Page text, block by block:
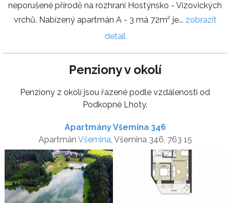
neporušené přírodě na rozhraní Hostýnsko - Vizovických
vrchů. Nabízený apartmán A - 3 má 72m² je... zobrazit
detail
Penziony v okolí
Penziony z okolí jsou řazené podle vzdálenosti od
Podkopné Lhoty.
Apartmány Všemina 346
Apartmán Všemina, Všemina 346, 763 15